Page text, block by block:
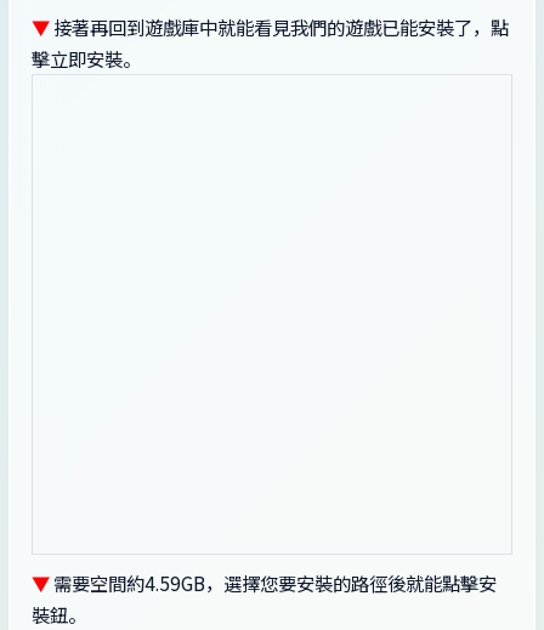
▼接著再回到遊戲庫中就能看見我們的遊戲已能安裝了，點
擊立即安裝。
▼需要空間約4.59GB，選擇您要安裝的路徑後就能點擊安
裝鈕。